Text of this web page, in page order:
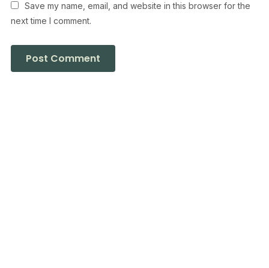
Save my name, email, and website in this browser for the
next time I comment.